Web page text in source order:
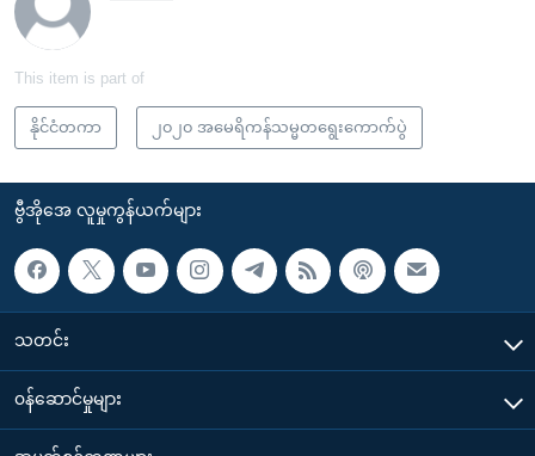
This item is part of
နိုင်ငံတကာ ၂၀၂၀ အမေရိကန်သမ္မတရွေးကောက်ပွဲ
ဗွီအိုအေ လူမှုကွန်ယက်များ
သတင်း
၀န်ဆောင်မှုများ